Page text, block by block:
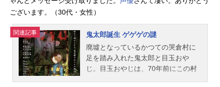
ございます。（30代・女性）
関連記事
鬼太郎誕生 ゲゲゲの謎
廃墟となっているかつての哭倉村に
足を踏み入れた鬼太郎と目玉おや
じ。目玉おやじは、70年前にこの村